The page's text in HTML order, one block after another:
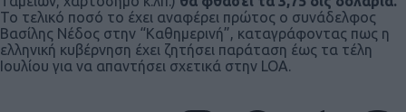
Το τελικό ποσό το έχει αναφέρει πρώτος ο συνάδελφος
Βασίλης Νέδος στην “Καθημερινή”, καταγράφοντας πως η
ελληνική κυβέρνηση έχει ζητήσει παράταση έως τα τέλη
Ιουλίου για να απαντήσει σχετικά στην LOA.